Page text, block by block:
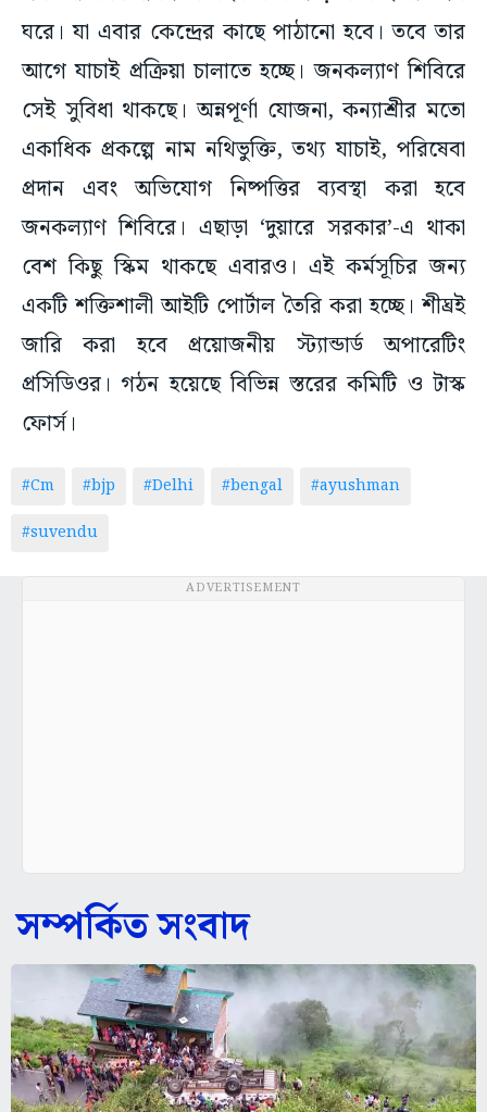
ঘরে। যা এবার কেন্দ্রের কাছে পাঠানো হবে। তবে তার
আগে যাচাই প্রক্রিয়া চালাতে হচ্ছে। জনকল্যাণ শিবিরে
সেই সুবিধা থাকছে। অন্নপূর্ণা যোজনা, কন্যাশ্রীর মতো
একাধিক প্রকল্পে নাম নথিভুক্তি, তথ্য যাচাই, পরিষেবা
প্রদান এবং অভিযোগ নিষ্পত্তির ব্যবস্থা করা হবে
জনকল্যাণ শিবিরে। এছাড়া ‘দুয়ারে সরকার’-এ থাকা
বেশ কিছু স্কিম থাকছে এবারও। এই কর্মসূচির জন্য
একটি শক্তিশালী আইটি পোর্টাল তৈরি করা হচ্ছে। শীঘ্রই
জারি করা হবে প্রয়োজনীয় স্ট্যান্ডার্ড অপারেটিং
প্রসিডিওর। গঠন হয়েছে বিভিন্ন স্তরের কমিটি ও টাস্ক
ফোর্স।
#Cm #bjp #Delhi #bengal
#ayushman
#suvendu
ADVERTISEMENT
সম্পর্কিত সংবাদ